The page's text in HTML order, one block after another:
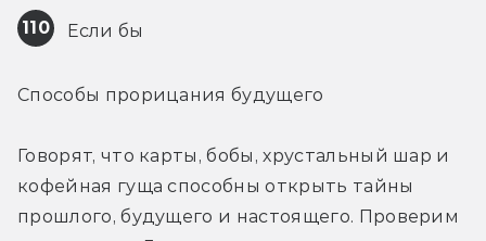
110 Если бы
Способы прорицания будущего
Говорят, что карты, бобы, хрустальный шар и
кофейная гуща способны открыть тайны
прошлого, будущего и настоящего. Проверим